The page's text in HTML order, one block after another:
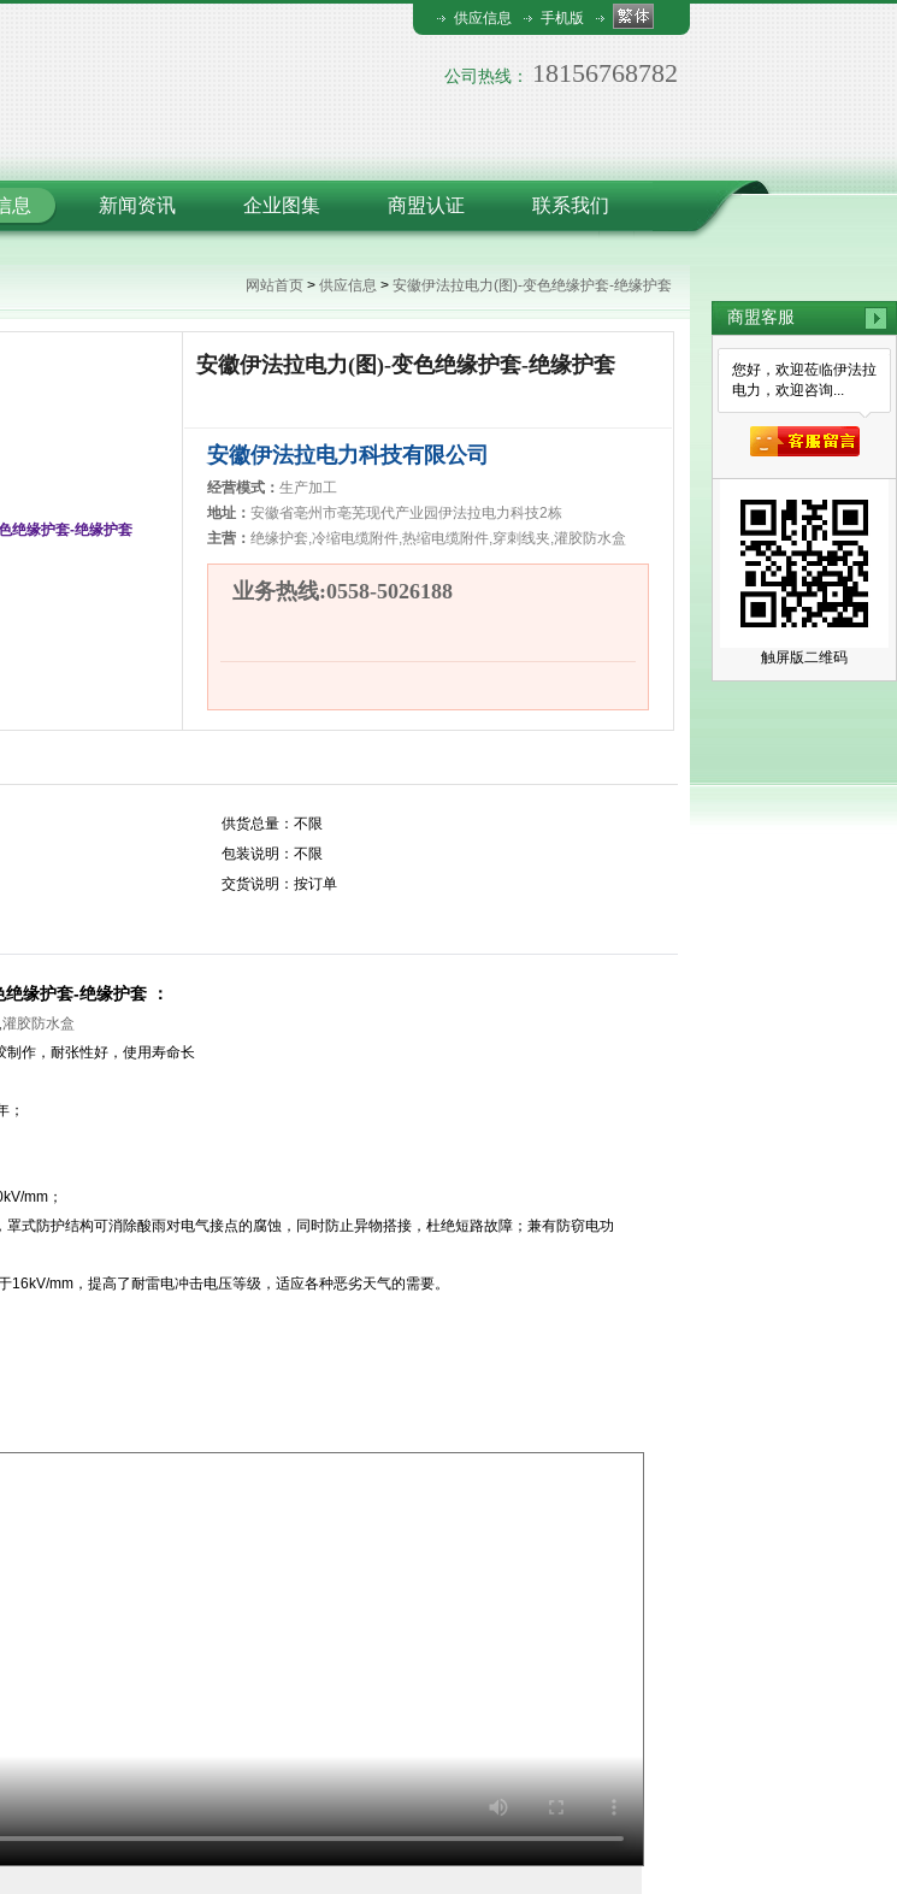
商盟客服
您好，欢迎莅临伊法拉
电力，欢迎咨询...
触屏版二维码
供应信息 手机版
公司热线： 18156768782
息 新闻资讯 企业图集 商盟认证 联系我们
网站首页 > 供应信息 > 安徽伊法拉电力(图)-变色绝缘护套-绝缘护套
安徽伊法拉电力(图)-变色绝缘护套-绝缘护套
安徽伊法拉电力科技有限公司
经营模式： 生产加工
地址： 安徽省亳州市亳芜现代产业园伊法拉电力科技2栋
主营： 绝缘护套,冷缩电缆附件,热缩电缆附件,穿刺线夹,灌胶防水盒
业务热线:0558-5026188
供货总量：不限
包装说明：不限
交货说明：按订单
缘护套-绝缘护套 ：
灌胶防水盒
作，耐张性好，使用寿命长
；
mm；
罩式防护结构可消除酸雨对电气接点的腐蚀，同时防止异物搭接，杜绝短路故障；兼有防窃电功
16kV/mm，提高了耐雷电冲击电压等级，适应各种恶劣天气的需要。